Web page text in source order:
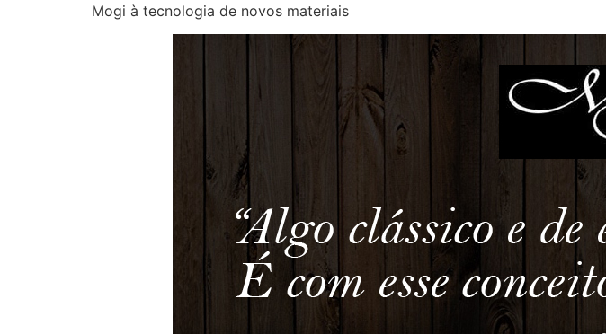
Mogi à tecnologia de novos materiais